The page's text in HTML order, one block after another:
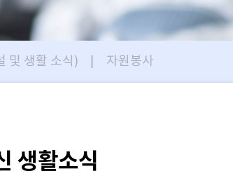
및 생활 소식) 자원봉사
생활소식